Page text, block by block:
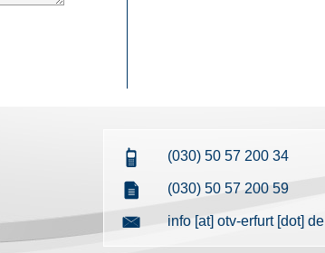
(030) 50 57 200 34
(030) 50 57 200 59
info [at] otv-erfurt [dot] de